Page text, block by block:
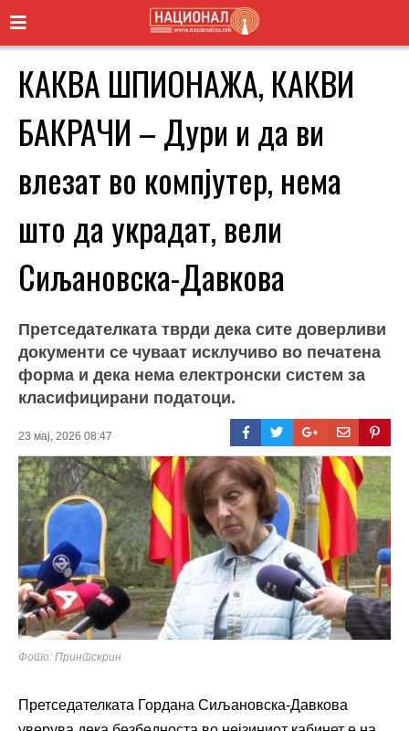
КАКВА ШПИОНАЖА, КАКВИ
БАКРАЧИ – Дури и да ви
влезат во компјутер, нема
што да украдат, вели
Сиљановска-Давкова
Претседателката тврди дека сите доверливи
документи се чуваат исклучиво во печатена
форма и дека нема електронски систем за
класифицирани податоци.
23 мај, 2026 08:47
Фото: Принтскрин
Претседателката Гордана Сиљановска-Давкова